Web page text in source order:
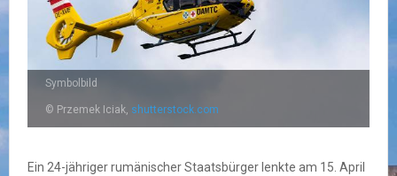
Symbolbild
© Przemek Iciak, shutterstock.com
Ein 24-jähriger rumänischer Staatsbürger lenkte am 15. April